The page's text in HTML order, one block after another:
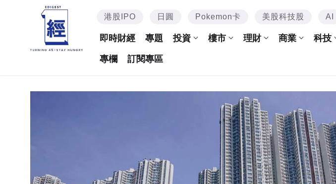
港股IPO 日圓 Pokemon卡 美股科技股 AI
即時財經 專題 投資 樓市 理財 商業 科技
專欄 訂閱專區